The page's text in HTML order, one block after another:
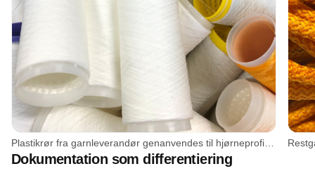
Dokumentation som differentiering